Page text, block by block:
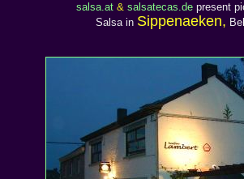
salsa.at & salsatecas.de present
Salsa in Sippenaeken,